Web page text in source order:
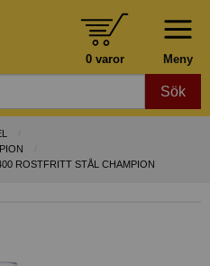
Meny
0 varor
Sök
ROSTFRITT STÅL CHAMPION